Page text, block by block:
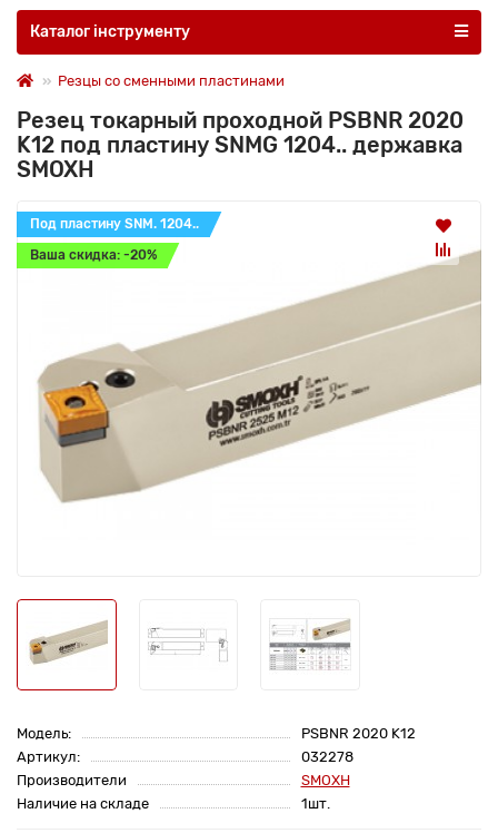
Каталог інструменту
Резцы со сменными пластинами
Резец токарный проходной PSBNR 2020
K12 под пластину SNMG 1204.. державка
SMOXH
Под пластину SNM. 1204..
Ваша скидка: -20%
Модель:
PSBNR 2020 K12
Артикул:
032278
Производители
SMOXH
Наличие на складе
1шт.